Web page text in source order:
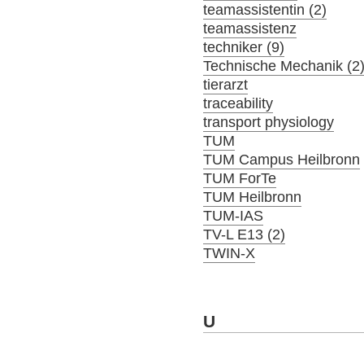
teamassistentin (2)
teamassistenz
techniker (9)
Technische Mechanik
tierarzt
traceability
transport physiology
TUM
TUM Campus Heilbronn
TUM ForTe
TUM Heilbronn
TUM-IAS
TV-L E13 (2)
TWIN-X
U